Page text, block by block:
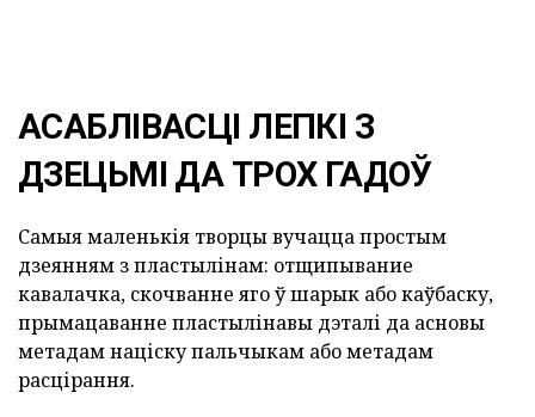
АСАБЛІВАСЦІ ЛЕПКІ З
ДЗЕЦЬМІ ДА ТРОХ ГАДОЎ
Самыя маленькія творцы вучацца простым
дзеянням з пластылінам: отщипывание
кавалачка, скочванне яго ў шарык або каўбаску,
прымацаванне пластылінавы дэталі да асновы
метадам націску пальчыкам або метадам
расцірання.